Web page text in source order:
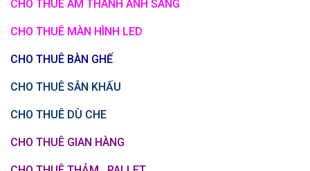
CHO THUÊ ÂM THANH ÁNH SÁNG
CHO THUÊ MÀN HÌNH LED
CHO THUÊ BÀN GHẾ
CHO THUÊ SÂN KHẤU
CHO THUÊ DÙ CHE
CHO THUÊ GIAN HÀNG